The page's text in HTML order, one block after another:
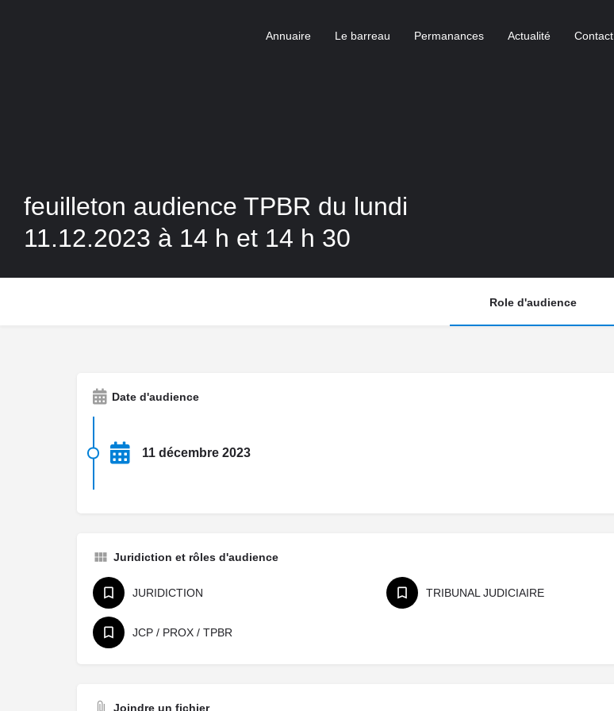
Annuaire Le barreau Permanances Actualité Contact
feuilleton audience TPBR du lundi
11.12.2023 à 14 h et 14 h 30
Role d'audience
Date d'audience
11 décembre 2023
Juridiction et rôles d'audience
JURIDICTION TRIBUNAL JUDICIAIRE
JCP / PROX / TPBR
Joindre un fichier